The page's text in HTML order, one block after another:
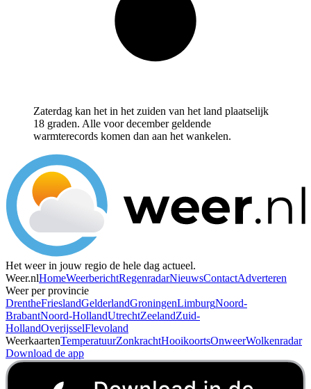
Zaterdag kan het in het zuiden van het land plaatselijk
18 graden. Alle voor december geldende
warmterecords komen dan aan het wankelen.
Het weer in jouw regio de hele dag actueel.
Weer.nlHomeWeerberichtRegenradarNieuwsContactAdverteren
Weer per provincie
DrentheFrieslandGelderlandGroningenLimburgNoord-
BrabantNoord-HollandUtrechtZeelandZuid-
HollandOverijsselFlevoland
WeerkaartenTemperatuurZonkrachtHooikoortsOnweerWolkenradar
Download de app